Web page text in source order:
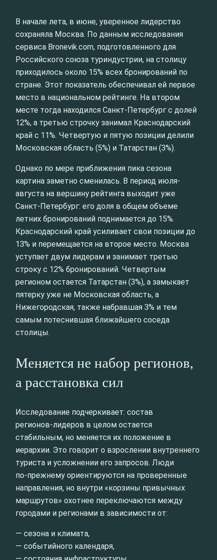
В начале лета, в июне, уверенное лидерство
сохраняла Москва. По данным исследования
сервиса Bronevik.com, подготовленного для
Российского союза туриндустрии, на столицу
приходилось около 15% всех бронирований по
стране. Этот показатель обеспечивал ей первое
место в национальном рейтинге. На втором
месте тогда находился Санкт‑Петербург с долей
12%, а третью строчку занимал Краснодарский
край с 11%. Четвертую и пятую позиции делили
Московская область (5%) и Татарстан (3%).
Однако по мере приближения пика сезона
картина заметно сменилась. В период июля-
августа на вершину рейтинга выходит уже
Санкт‑Петербург: его доля в общем объеме
летних бронирований поднимается до 15%.
Краснодарский край усиливает свои позиции до
13% и перемещается на второе место. Москва
уступает двум лидерам и занимает третью
строку с 12% бронирований. Четвертым
регионом остается Татарстан (3%), а замыкает
пятерку уже не Московская область, а
Нижегородская, также набравшая 3% и тем
самым потеснившая ближайшего соседа
столицы.
Меняется не набор регионов,
а расстановка сил
Исследование подчеркивает: состав
регионов‑лидеров в целом остается
стабильным, но меняется их положение в
иерархии. Это говорит о взрослении внутреннего
туриста и усложнении его запросов. Люди
по‑прежнему ориентируются на проверенные
направления, но внутри «корзины привычных
маршрутов» охотнее переключаются между
городами и регионами в зависимости от:
— сезона и климата,
— событийного календаря,